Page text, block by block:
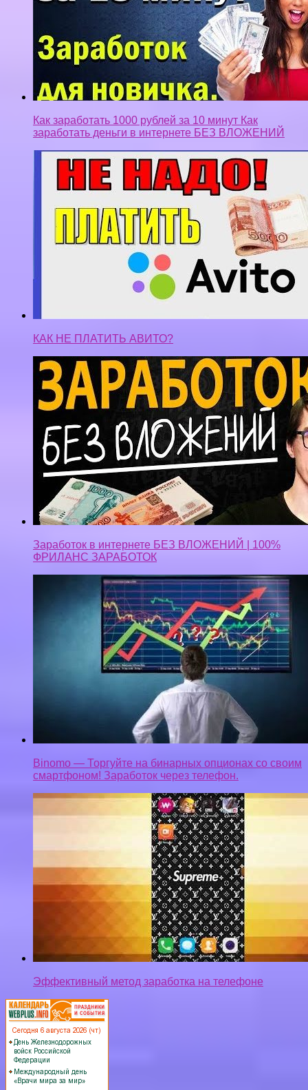
Как заработать 1000 рублей за 10 минут Как
заработать деньги в интернете БЕЗ ВЛОЖЕНИЙ
КАК НЕ ПЛАТИТЬ АВИТО?
Заработок в интернете БЕЗ ВЛОЖЕНИЙ | 100%
ФРИЛАНС ЗАРАБОТОК
Binomo — Торгуйте на бинарных опционах со своим
смартфоном! Заработок через телефон.
Эффективный метод заработка на телефоне